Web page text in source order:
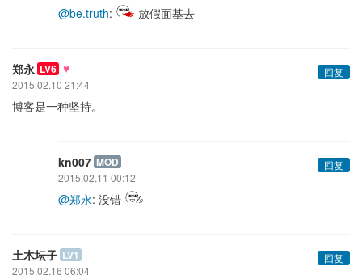
@be.truth: 放假面基去
郑永 LV6 ♥
回复
2015.02.10 21:44
博客是一种坚持。
kn007 MOD
回复
2015.02.11 00:12
@郑永: 没错
土木坛子 LV1
回复
2015.02.16 06:04